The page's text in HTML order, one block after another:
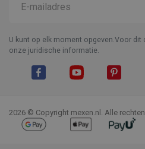
U kunt op elk moment opgeven.Voor
onze juridische informatie.
2026 © Copyright mexen.nl. Alle